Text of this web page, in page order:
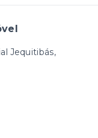
Jequitibás,